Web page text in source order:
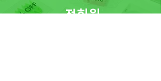
정회원